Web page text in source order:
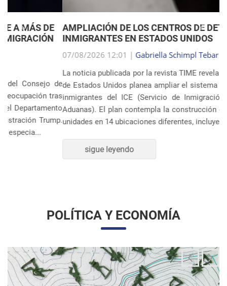
AMPLIACIÓN DE LOS CENTROS DE DETENCIÓN DE
INMIGRANTES EN ESTADOS UNIDOS
07/08/2026 12:01 |Gabriella Schimpl Tebar Anunciação
La noticia publicada por la revista TIME revela que el gobierno
de Estados Unidos planea ampliar el sistema de detención de
inmigrantes del ICE (Servicio de Inmigración y Control de
Aduanas). El plan contempla la construcción o ampliación de
unidades en 14 ubicaciones diferentes, incluye...
Anterior
POLÍTICA Y ECONOMÍA